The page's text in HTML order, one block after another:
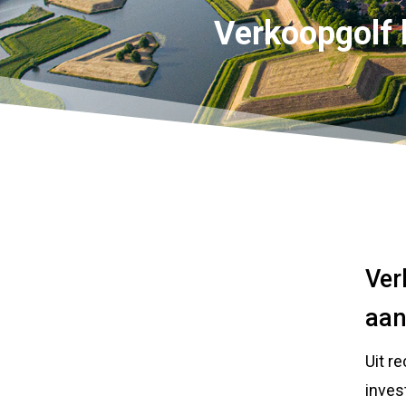
Verkoopgolf
Uit